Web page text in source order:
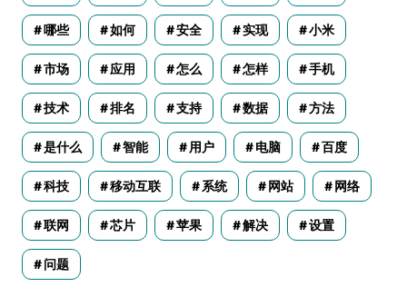
哪些 如何 安全 实现 小米
市场 应用 怎么 怎样 手机
技术 排名 支持 数据 方法
是什么 智能 用户 电脑 百度
科技 移动互联 系统 网站 网络
联网 芯片 苹果 解决 设置
问题